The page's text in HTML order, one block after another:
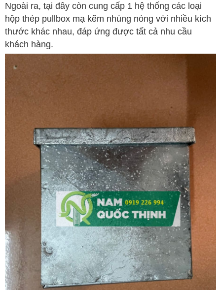
Ngoài ra, tại đây còn cung cấp 1 hệ thống các loại
hộp thép pullbox mạ kẽm nhúng nóng với nhiều kích
thước khác nhau, đáp ứng được tất cả nhu cầu
khách hàng.